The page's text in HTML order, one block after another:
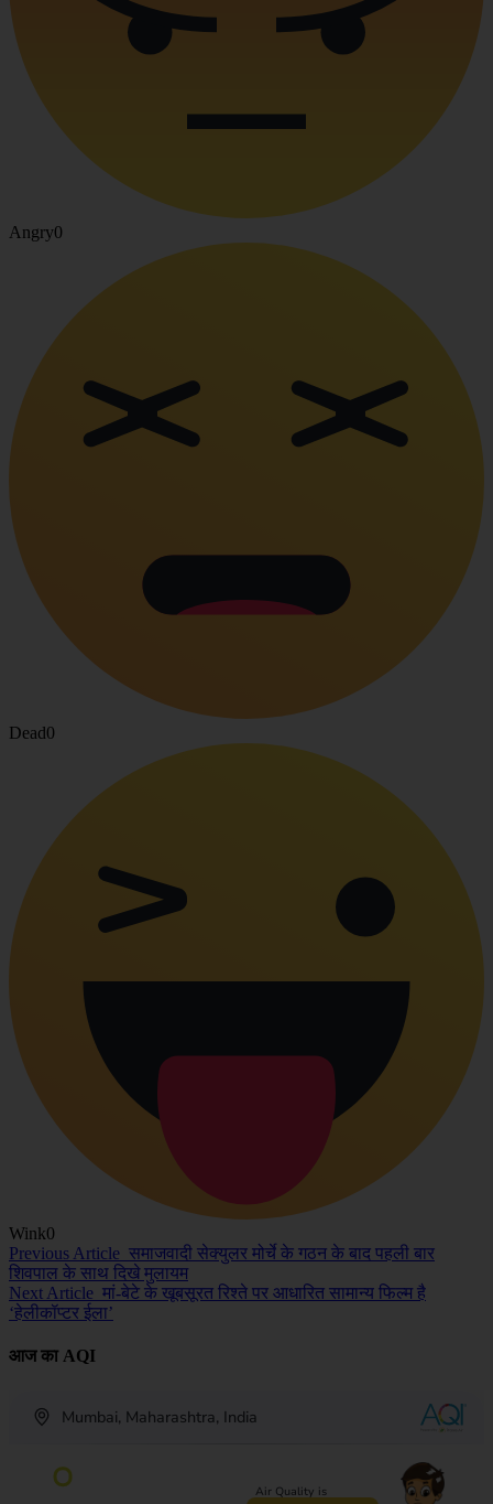
Angry0
Dead0
Wink0
Previous Article समाजवादी सेक्युलर मोर्चे के गठन के बाद पहली बार
शिवपाल के साथ दिखे मुलायम
Next Article मां-बेटे के खूबसूरत रिश्ते पर आधारित सामान्य फिल्म है
‘हेलीकॉप्टर ईला’
आज का AQI